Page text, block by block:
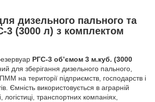
дизельного пального та
3 (3000 л) з комплектом
РГС-3 об’ємом 3 м.куб. (3000
для зберігання дизельного пального,
на території підприємств, господарств і
Ємність використовується в аграрній
логістиці, транспортних компаніях,